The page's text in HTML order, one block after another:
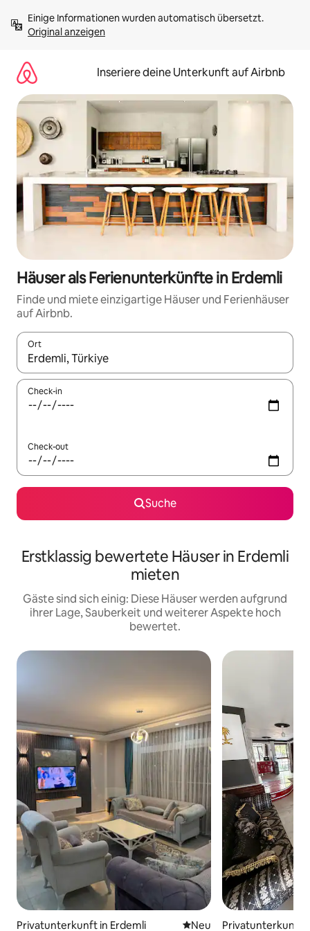
Inhalten
springenOriginal anzeigen
Inseriere deine Unterkunft auf Airbnb
Häuser als Ferienunterkünfte in Erdemli
Finde und miete einzigartige Häuser und Ferienhäuser
auf Airbnb.
Ort
Wenn Ergebnisse verfügbar sind, navigiere mit den
Check-in
Check-out
Suche
Erstklassig bewertete Häuser in Erdemli
mieten
Gäste sind sich einig: Diese Häuser werden aufgrund
ihrer Lage, Sauberkeit und weiterer Aspekte hoch
bewertet.
Privatunterkunft in Erdemli Neue Unterkunft
Neu
Privatunterkunft